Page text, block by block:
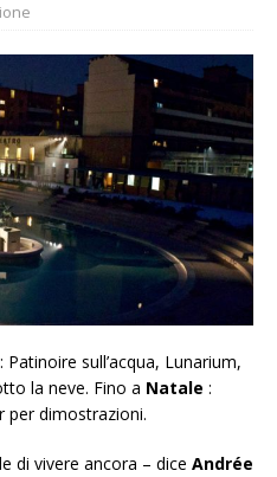
: Patinoire sull’acqua, Lunarium,
la neve. Fino a Natale :
per dimostrazioni.
di vivere ancora – dice Andrée